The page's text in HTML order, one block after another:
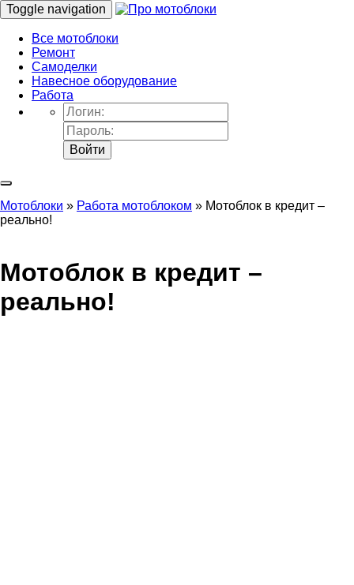
Toggle navigation
Все мотоблоки
Ремонт
Самоделки
Навесное оборудование
Работа
Войти
Мотоблоки » Работа мотоблоком » Мотоблок в кредит –
реально!
Мотоблок в кредит –
реально!